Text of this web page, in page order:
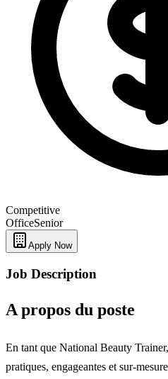
Competitive
OfficeSenior
Apply Now
Job Description
A propos du poste
En tant que National Beauty
pratiques, engageantes et sur-